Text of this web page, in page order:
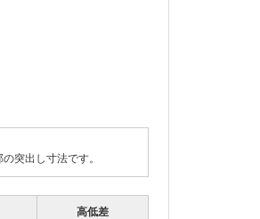
突出し寸法です。
高低差